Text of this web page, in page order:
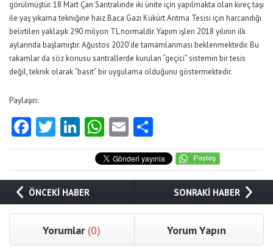
görülmüştür. 18 Mart Çan Santralinde iki ünite için yapılmakta olan kireç taşı
ile yaş yıkama tekniğine haiz Baca Gazı Kükürt Arıtma Tesisi için harcandığı
belirtilen yaklaşık 290 milyon TL normaldir. Yapım işleri 2018 yılının ilk
aylarında başlamıştır. Ağustos 2020’de tamamlanması beklenmektedir. Bu
rakamlar da söz konusu santrallerde kurulan “geçici” sistemin bir tesis
değil, teknik olarak “basit” bir uygulama olduğunu göstermektedir.
Paylaşın:
Facebook
Twitter
LinkedIn
WhatsApp
Email
ÖNCEKİ HABER SONRAKİ HABER
Yorumlar (0) Yorum Yapın